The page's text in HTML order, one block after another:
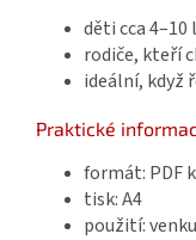
děti cca 4–10
rodiče, kteří
ideální, když
Praktické
formát: PDF
tisk: A4
použití: